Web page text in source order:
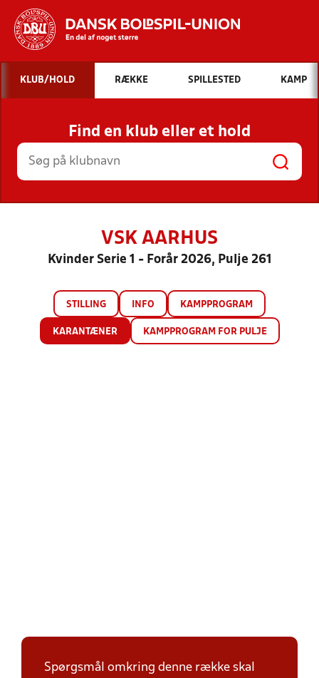
Hvad vil du søge efter?
INDHOLD OG NYHEDER
STILLINGER, RESULTATER, KLUBBER OG
HOLD
KLUB/HOLD RÆKKE SPILLESTED KAMP
Find en klub eller et hold
VSK AARHUS
Kvinder Serie 1 - Forår 2026, Pulje 261
STILLING INFO KAMPPROGRAM
KARANTÆNER KAMPPROGRAM FOR PULJE
Spørgsmål omkring denne række skal